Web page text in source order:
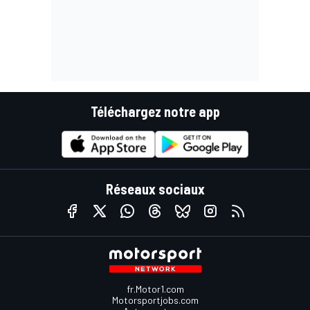
Téléchargez notre app
Réseaux sociaux
fr.Motor1.com
Motorsportjobs.com